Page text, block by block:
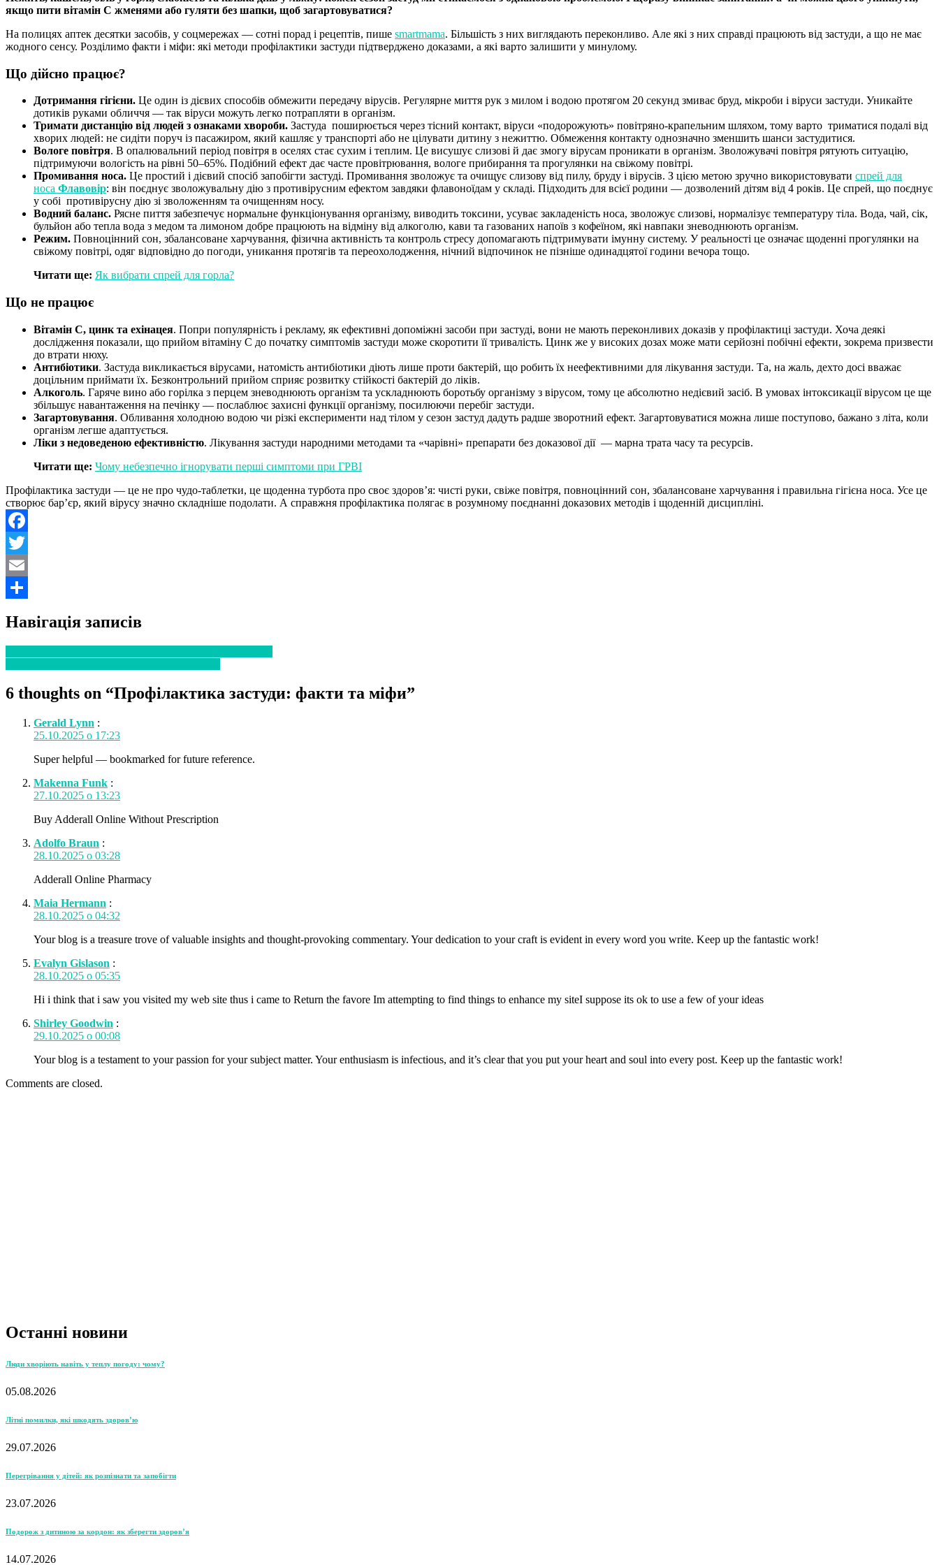
якщо пити вітамін С жменями або гуляти без шапки, щоб загартовуватися?
На полицях аптек десятки засобів, у соцмережах — сотні порад і рецептів, пише smartmama. Більшість з них виглядають переконливо. Але які з них справді працюють від застуди, а що не має
жодного сенсу. Розділимо факти і міфи: які методи профілактики застуди підтверджено доказами, а які варто залишити у минулому.
Що дійсно працює?
Дотримання гігієни. Це один із дієвих способів обмежити передачу вірусів. Регулярне миття рук з милом і водою протягом 20 секунд змиває бруд, мікроби і віруси застуди. Уникайте
дотиків руками обличчя — так віруси можуть легко потрапляти в організм.
Тримати дистанцію від людей з ознаками хвороби. Застуда поширюється через тісний контакт, віруси «подорожують» повітряно-крапельним шляхом, тому варто триматися подалі від
хворих людей: не сидіти поруч із пасажиром, який кашляє у транспорті або не цілувати дитину з нежиттю. Обмеження контакту однозначно зменшить шанси застудитися.
Вологе повітря. В опалювальний період повітря в оселях стає сухим і теплим. Це висушує слизові й дає змогу вірусам проникати в організм. Зволожувачі повітря рятують ситуацію,
підтримуючи вологість на рівні 50–65%. Подібний ефект дає часте провітрювання, вологе прибирання та прогулянки на свіжому повітрі.
Промивання носа. Це простий і дієвий спосіб запобігти застуді. Промивання зволожує та очищує слизову від пилу, бруду і вірусів. З цією метою зручно використовувати спрей для
носа Флавовір: він поєднує зволожувальну дію з противірусним ефектом завдяки флавоноїдам у складі. Підходить для всієї родини — дозволений дітям від 4 років. Це спрей, що поєднує
у собі противірусну дію зі зволоженням та очищенням носу.
Водний баланс. Рясне пиття забезпечує нормальне функціонування організму, виводить токсини, усуває закладеність носа, зволожує слизові, нормалізує температуру тіла. Вода, чай, сік,
бульйон або тепла вода з медом та лимоном добре працюють на відміну від алкоголю, кави та газованих напоїв з кофеїном, які навпаки зневоднюють організм.
Режим. Повноцінний сон, збалансоване харчування, фізична активність та контроль стресу допомагають підтримувати імунну систему. У реальності це означає щоденні прогулянки на
свіжому повітрі, одяг відповідно до погоди, уникання протягів та переохолодження, нічний відпочинок не пізніше одинадцятої години вечора тощо.
Читати ще: Як вибрати спрей для горла?
Що не працює
Вітамін С, цинк та ехінацея. Попри популярність і рекламу, як ефективні допоміжні засоби при застуді, вони не мають переконливих доказів у профілактиці застуди. Хоча деякі
дослідження показали, що прийом вітаміну С до початку симптомів застуди може скоротити її тривалість. Цинк же у високих дозах може мати серйозні побічні ефекти, зокрема призвести
до втрати нюху.
Антибіотики. Застуда викликається вірусами, натомість антибіотики діють лише проти бактерій, що робить їх неефективними для лікування застуди. Та, на жаль, дехто досі вважає
доцільним приймати їх. Безконтрольний прийом сприяє розвитку стійкості бактерій до ліків.
Алкоголь. Гаряче вино або горілка з перцем зневоднюють організм та ускладнюють боротьбу організму з вірусом, тому це абсолютно недієвий засіб. В умовах інтоксикації вірусом це ще
збільшує навантаження на печінку — послаблює захисні функції організму, посилюючи перебіг застуди.
Загартовування. Обливання холодною водою чи різкі експерименти над тілом у сезон застуд дадуть радше зворотний ефект. Загартовуватися можна лише поступово, бажано з літа, коли
організм легше адаптується.
Ліки з недоведеною ефективністю. Лікування застуди народними методами та «чарівні» препарати без доказової дії — марна трата часу та ресурсів.
Читати ще: Чому небезпечно ігнорувати перші симптоми при ГРВІ
Профілактика застуди — це не про чудо-таблетки, це щоденна турбота про своє здоров’я: чисті руки, свіже повітря, повноцінний сон, збалансоване харчування і правильна гігієна носа. Усе це
створює бар’єр, який вірусу значно складніше подолати. А справжня профілактика полягає в розумному поєднанні доказових методів і щоденній дисципліні.
Facebook
Twitter
Email
Навігація записів
6 thoughts on “Профілактика застуди: факти та міфи”
Gerald Lynn :
25.10.2025 о 17:23
Super helpful — bookmarked for future reference.
Makenna Funk :
27.10.2025 о 13:23
Buy Adderall Online Without Prescription
Adolfo Braun :
28.10.2025 о 03:28
Adderall Online Pharmacy
Maia Hermann :
28.10.2025 о 04:32
Your blog is a treasure trove of valuable insights and thought-provoking commentary. Your dedication to your craft is evident in every word you write. Keep up the fantastic work!
Evalyn Gislason :
28.10.2025 о 05:35
Hi i think that i saw you visited my web site thus i came to Return the favore Im attempting to find things to enhance my siteI suppose its ok to use a few of your ideas
Shirley Goodwin :
29.10.2025 о 00:08
Your blog is a testament to your passion for your subject matter. Your enthusiasm is infectious, and it’s clear that you put your heart and soul into every post. Keep up the fantastic work!
Comments are closed.
Останні новини
Люди хворіють навіть у теплу погоду: чому?
05.08.2026
Літні помилки, які шкодять здоров’ю
29.07.2026
Перегрівання у дітей: як розпізнати та запобігти
23.07.2026
Подорож з дитиною за кордон: як зберегти здоров’я
14.07.2026